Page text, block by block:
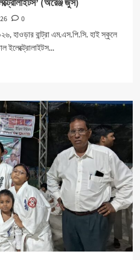
(অরেঞ্জ জুস)
0
হাওড়ার বান্ট্রা এম.এস.পি.সি. হাই স্কুলে
ইলেক্ট্রোলাইটস...